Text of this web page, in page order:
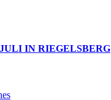
IN RIEGELSBERG